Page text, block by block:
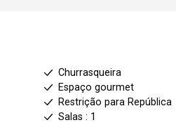
Churrasqueira
Espaço gourmet
Restrição para República
Salas : 1